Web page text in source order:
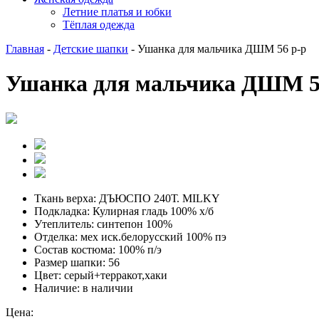
Летние платья и юбки
Тёплая одежда
Главная - Детские шапки - Ушанка для мальчика ДШМ 56 р-р
Ушанка для мальчика ДШМ
Ткань верха: ДЪЮСПО 240Т. MILKY
Подкладка: Кулирная гладь 100% х/б
Утеплитель: синтепон 100%
Отделка: мех иск.белорусский 100% пэ
Состав костюма: 100% п/э
Размер шапки: 56
Цвет: серый+терракот,хаки
Наличие: в наличии
Цена: